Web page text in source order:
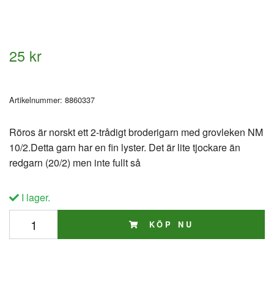
25 kr
Artikelnummer: 8860337
Röros är norskt ett 2-trådigt broderigarn med grovleken NM
10/2.Detta garn har en fin lyster. Det är lite tjockare än
redgarn (20/2) men inte fullt så
I lager.
KÖP NU